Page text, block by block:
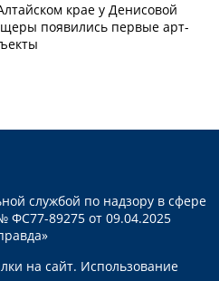
крае у Денисовой
появились первые арт-
службой по надзору в сфере
ФС77-89275 от 09.04.2025
на сайт. Использование